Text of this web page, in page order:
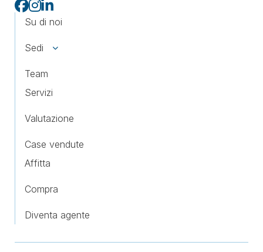
Su di noi
Sedi
Team
Servizi
Valutazione
Case vendute
Affitta
Compra
Diventa agente